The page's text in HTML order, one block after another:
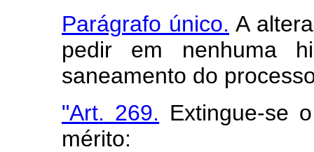
Parágrafo único. A
pedir em nenhuma
saneamento do
"Art. 269. Extingue-se
mérito: